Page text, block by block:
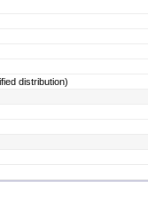
distribution)